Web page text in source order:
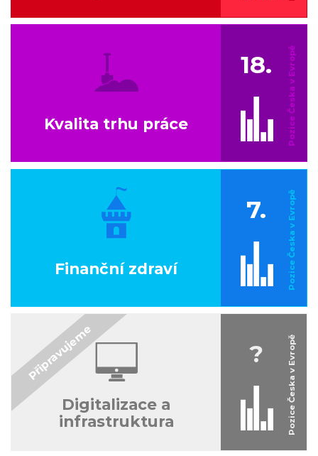
Kvalita trhu práce
18.
Finanční zdraví
7.
Digitalizace a
infrastruktura
?